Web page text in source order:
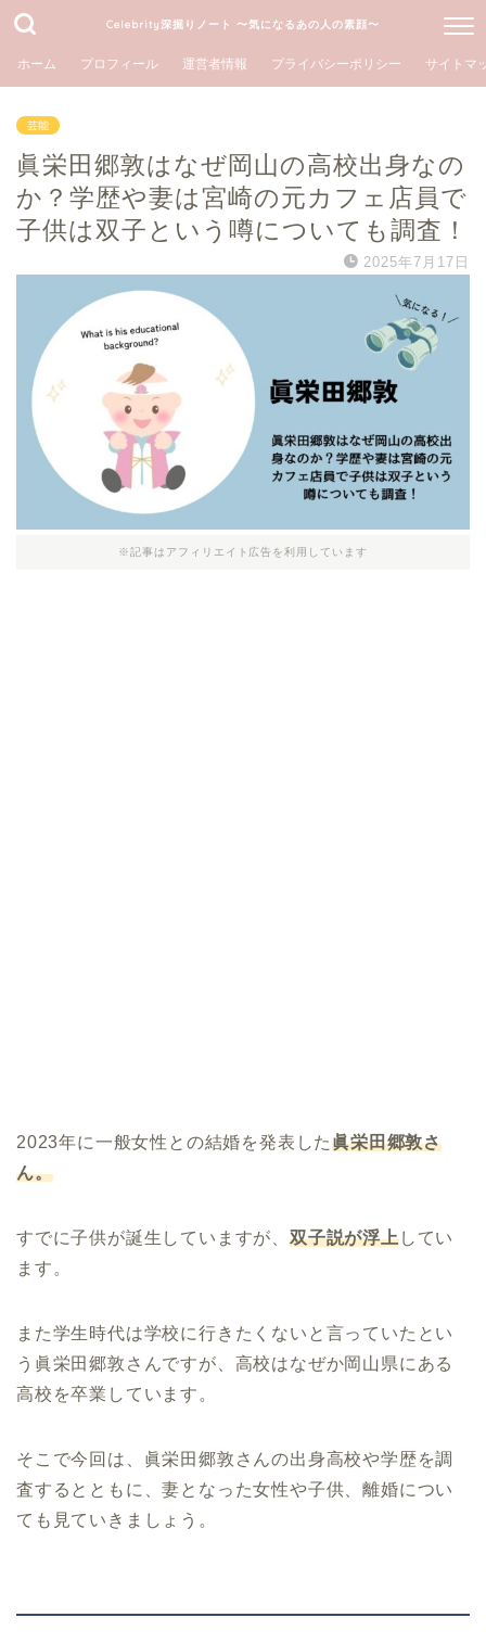
Celebrity深掘りノート 〜気になるあの人の素顔〜
ホーム プロフィール 運営者情報 プライバシーポリシー サイトマ
芸能
眞栄田郷敦はなぜ岡山の高校出身なの
か？学歴や妻は宮崎の元カフェ店員で
子供は双子という噂についても調査！
2025年7月17日
※記事はアフィリエイト広告を利用しています
2023年に一般女性との結婚を発表した眞栄田郷敦さ
ん。
すでに子供が誕生していますが、 双子説が浮上してい
ます。
また学生時代は学校に行きたくないと言っていたとい
う眞栄田郷敦さんですが、高校はなぜか岡山県にある
高校を卒業しています。
そこで今回は、眞栄田郷敦さんの出身高校や学歴を調
査するとともに、妻となった女性や子供、離婚につい
ても見ていきましょう。